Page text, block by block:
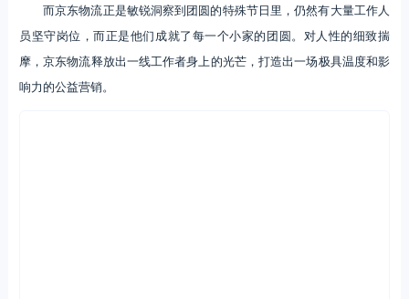
而京东物流正是敏锐洞察到团圆的特殊节日里，仍然有大量工作人
员坚守岗位，而正是他们成就了每一个小家的团圆。对人性的细致揣
摩，京东物流释放出一线工作者身上的光芒，打造出一场极具温度和影
响力的公益营销。